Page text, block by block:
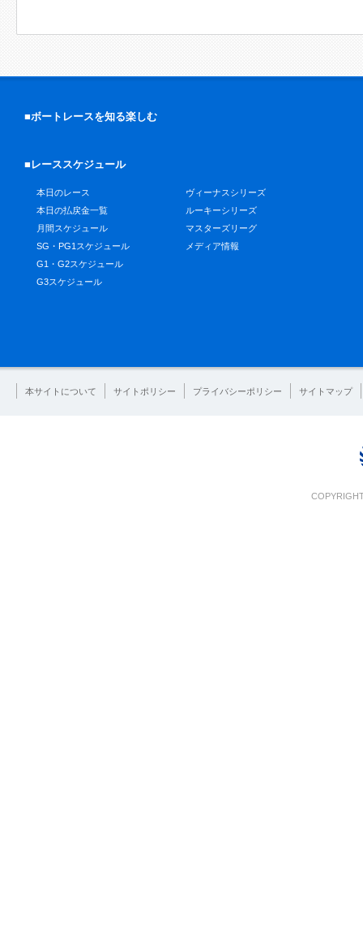
■ボートレースを知る楽しむ
■レーススケジュール
本日のレース
本日の払戻金一覧
月間スケジュール
SG・PG1スケジュール
G1・G2スケジュール
G3スケジュール
ヴィーナスシリーズ
ルーキーシリーズ
マスターズリーグ
メディア情報
本サイトについて サイトポリシー プライバシーポリシー サイトマップ